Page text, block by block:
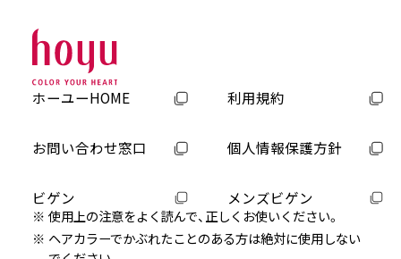
ホーユーHOME 利用規約
お問い合わせ窓口 個人情報保護方針
ビゲン メンズビゲン
使用上の注意をよく読んで、正しくお使いください。
ヘアカラーでかぶれたことのある方は絶対に使用しない